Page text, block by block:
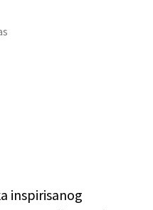
inspirisanog